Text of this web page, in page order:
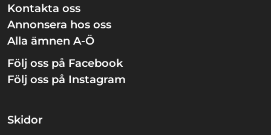
Kontakta oss
Annonsera hos oss
Alla ämnen A-Ö
Följ oss på Facebook
Följ oss på Instagram
Skidor